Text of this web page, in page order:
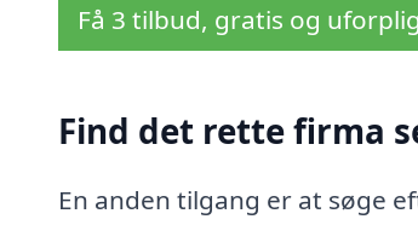
Få 3 tilbud, gratis og
Find det rette firma
En anden tilgang er at søge